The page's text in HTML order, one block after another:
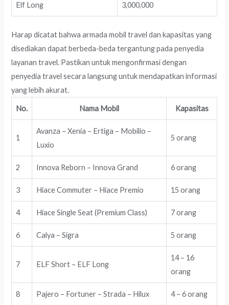
Elf Long 3,000,000
Harap dicatat bahwa armada mobil travel dan kapasitas yang
disediakan dapat berbeda-beda tergantung pada penyedia
layanan travel. Pastikan untuk mengonfirmasi dengan
penyedia travel secara langsung untuk mendapatkan informasi
yang lebih akurat.
No. Nama Mobil Kapasitas
1
Avanza – Xenia – Ertiga – Mobilio –
Luxio
5 orang
2 Innova Reborn – Innova Grand 6 orang
3 Hiace Commuter – Hiace Premio 15 orang
4 Hiace Single Seat (Premium Class) 7 orang
6 Calya – Sigra 5 orang
7 ELF Short – ELF Long
14 – 16
orang
8 Pajero – Fortuner – Strada – Hilux 4 – 6 orang